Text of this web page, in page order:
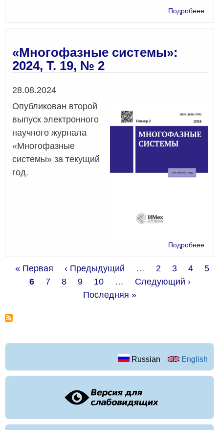
Подробнее
ДВО
«Многофазные системы»:
2024, Т. 19, № 2
Дата
28.08.2024
Опубликован второй
выпуск электронного
научного журнала
«Многофазные
системы» за текущий
год.
Подробнее
Нумерация
Первая
страница
« Первая ←
‹ Предыдущий … Страница
2 Страница
3 4
5
Текущая
6 Страница
7 Страница
8 Страница
9 Страница
10 …
Следующая
страница
Следующий ›
Последняя »
Russian English